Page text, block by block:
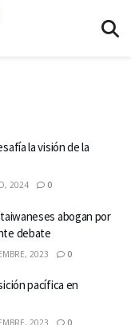
la visión de la
2024 0
abogan por
debate
2023 0
pacífica en
2023 0